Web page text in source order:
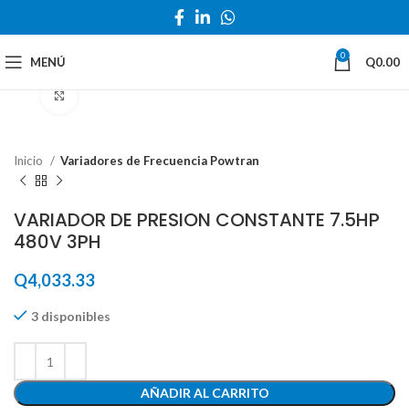
MENÚ 0 Q0.00
Inicio Variadores de Frecuencia Powtran
VARIADOR DE PRESION CONSTANTE 7.5HP
480V 3PH
Q4,033.33
3 disponibles
AÑADIR AL CARRITO